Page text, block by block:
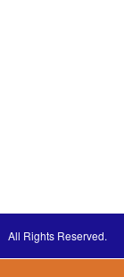
All Rights Reserved.